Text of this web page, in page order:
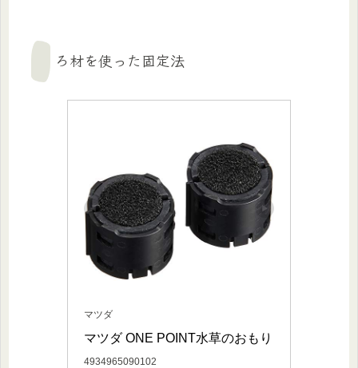
ろ材を使った固定法
マツダ
マツダ ONE POINT水草のおもり
4934965090102